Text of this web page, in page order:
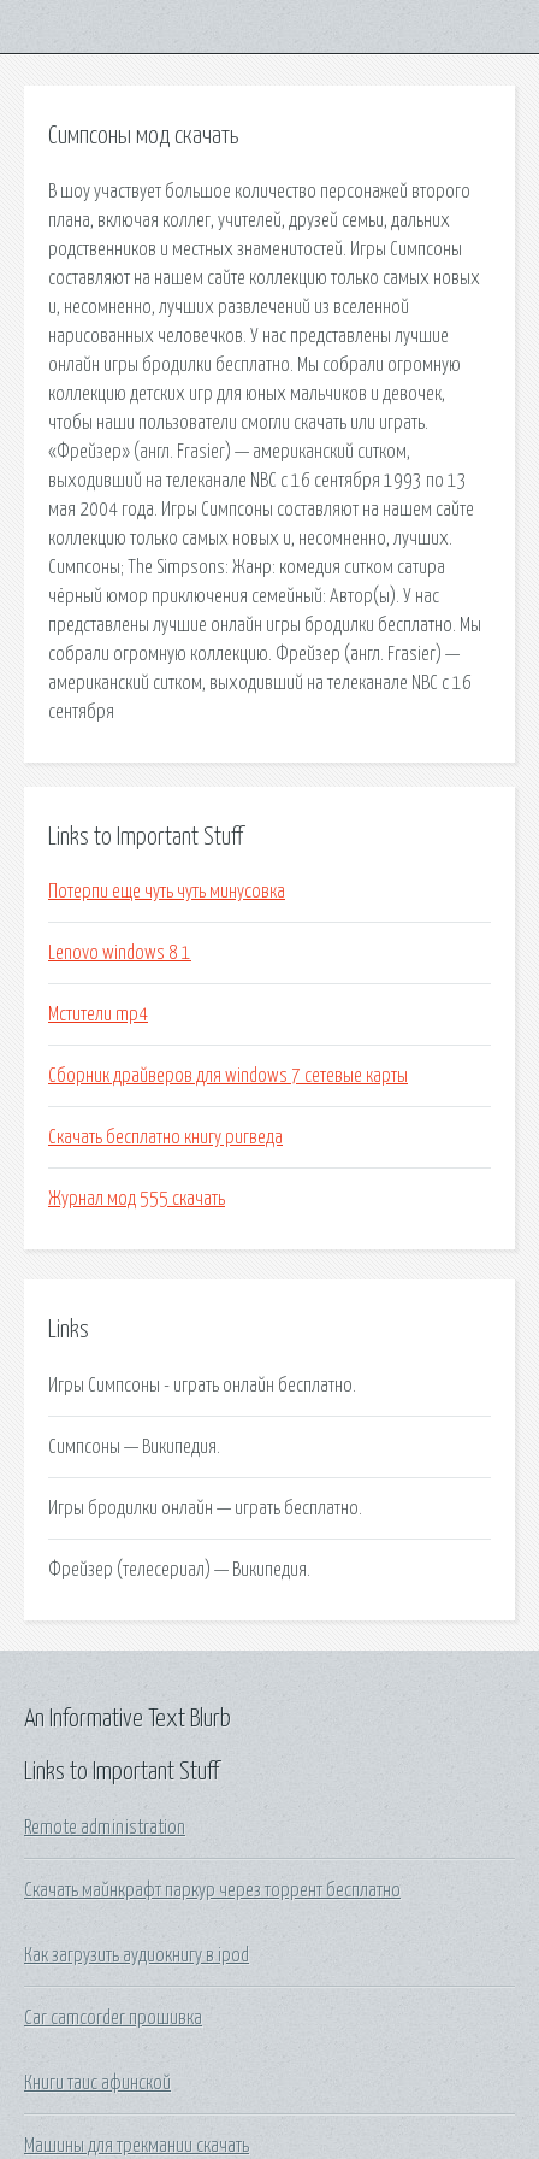
Симпсоны мод скачать
В шоу участвует большое количество персонажей второго
плана, включая коллег, учителей, друзей семьи, дальних
родственников и местных знаменитостей. Игры Симпсоны
составляют на нашем сайте коллекцию только самых новых
и, несомненно, лучших развлечений из вселенной
нарисованных человечков. У нас представлены лучшие
онлайн игры бродилки бесплатно. Мы собрали огромную
коллекцию детских игр для юных мальчиков и девочек,
чтобы наши пользователи смогли скачать или играть.
«Фрейзер» (англ. Frasier) — американский ситком,
выходивший на телеканале NBC с 16 сентября 1993 по 13
мая 2004 года. Игры Симпсоны составляют на нашем сайте
коллекцию только самых новых и, несомненно, лучших.
Симпсоны; The Simpsons: Жанр: комедия ситком сатира
чёрный юмор приключения семейный: Автор(ы). У нас
представлены лучшие онлайн игры бродилки бесплатно. Мы
собрали огромную коллекцию. Фрейзер (англ. Frasier) —
американский ситком, выходивший на телеканале NBC с 16
сентября
Links to Important Stuff
Потерпи еще чуть чуть минусовка
Lenovo windows 8 1
Мстители mp4
Сборник драйверов для windows 7 сетевые карты
Скачать бесплатно книгу ригведа
Журнал мод 555 скачать
Links
Игры Симпсоны - играть онлайн бесплатно.
Симпсоны — Википедия.
Игры бродилки онлайн — играть бесплатно.
Фрейзер (телесериал) — Википедия.
Links to Important Stuff
Remote administration
Скачать майнкрафт паркур через торрент бесплатно
Как загрузить аудиокнигу в ipod
Car camcorder прошивка
Книги таис афинской
Машины для трекмании скачать
An Informative Text Blurb